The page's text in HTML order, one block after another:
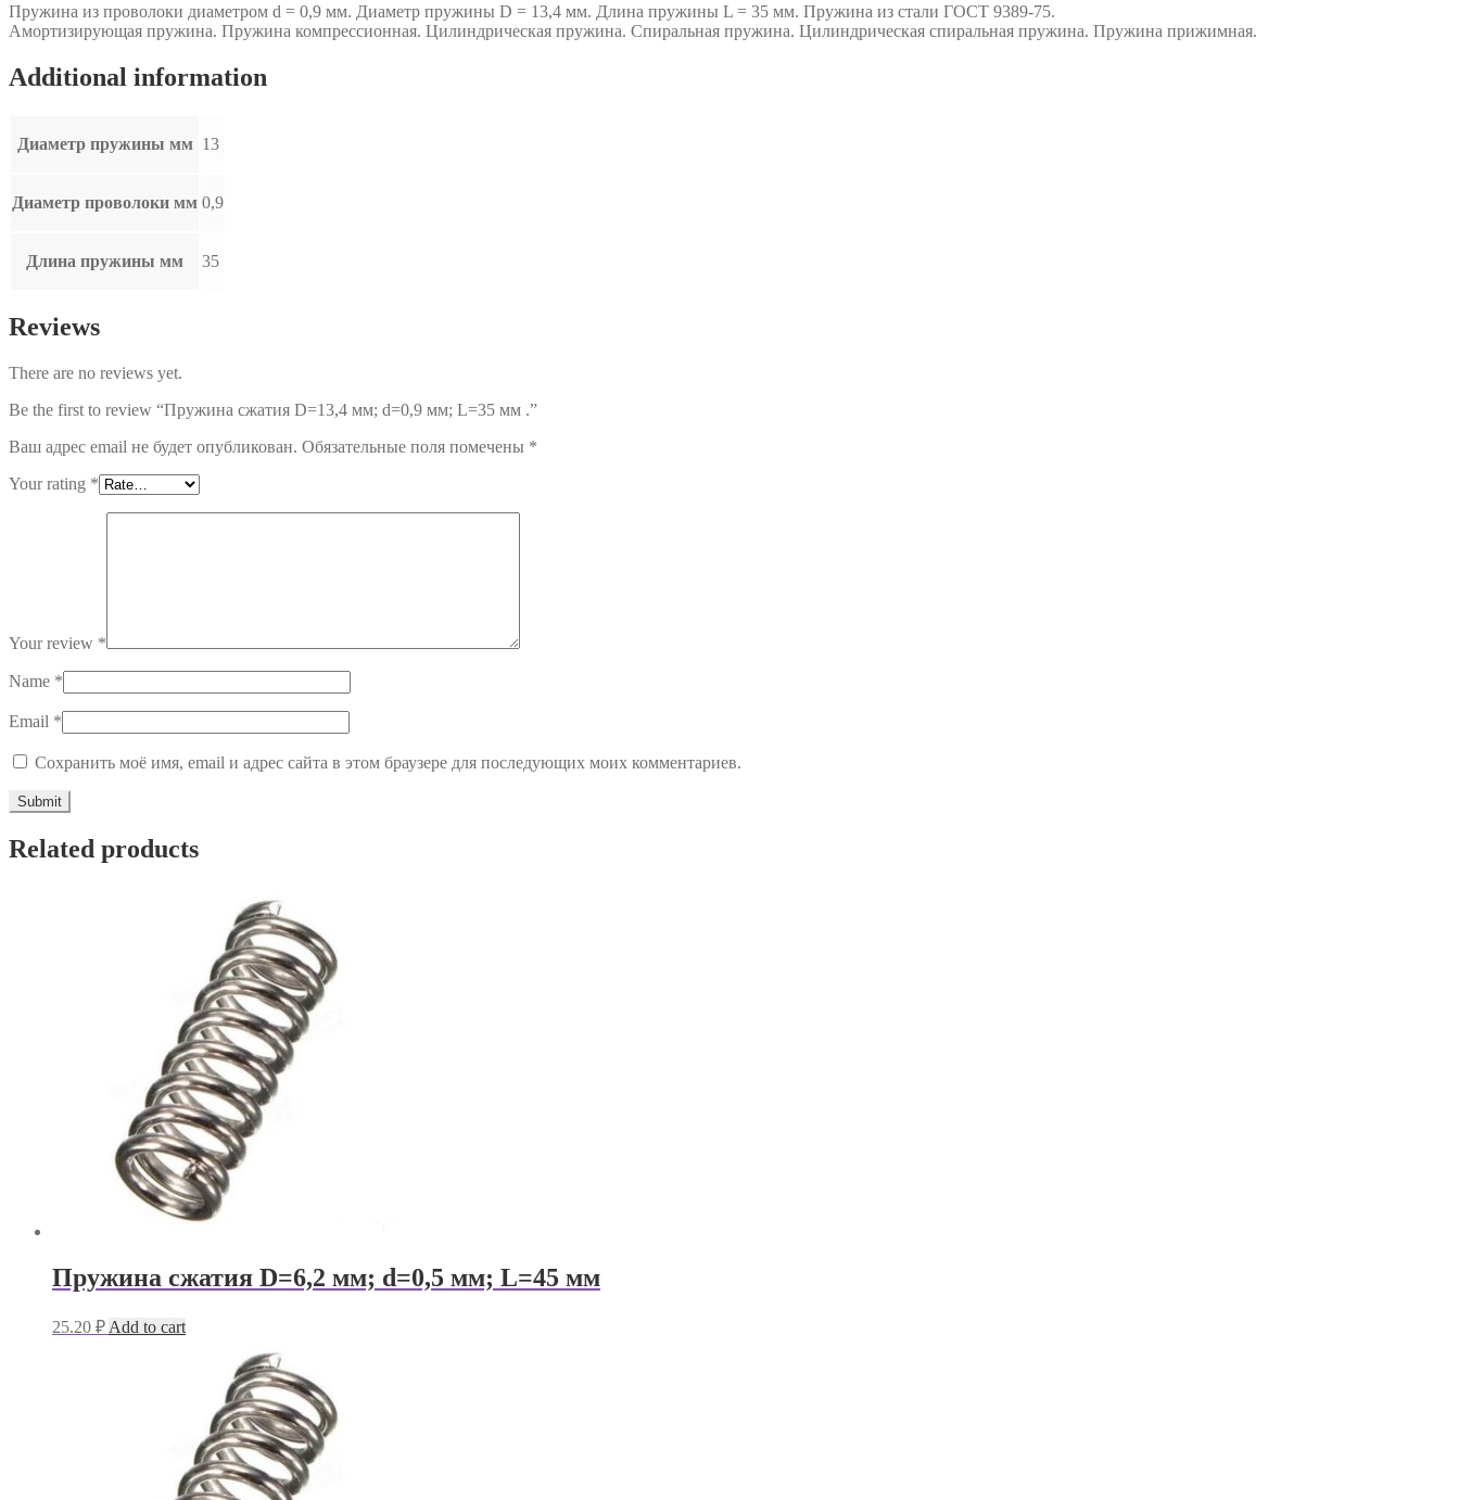
Пружина из проволоки диаметром d = 0,9 мм. Диаметр пружины D = 13,4 мм. Длина пружины L = 35 мм. Пружина из стали ГОСТ 9389-75.
Амортизирующая пружина. Пружина компрессионная. Цилиндрическая пружина. Спиральная пружина. Цилиндрическая спиральная пружина. Пружина прижимная.
Additional information
Диаметр пружины мм 13
Диаметр проволоки мм 0,9
Длина пружины мм 35
Reviews
There are no reviews yet.
Be the first to review “Пружина сжатия D=13,4 мм; d=0,9 мм; L=35 мм .”
Ваш адрес email не будет опубликован. Обязательные поля помечены *
Your rating *
Your review *
Name *
Email *
Сохранить моё имя, email и адрес сайта в этом браузере для последующих моих комментариев.
Related products
Пружина сжатия D=6,2 мм; d=0,5 мм; L=45 мм
25.20 ₽ Add to cart